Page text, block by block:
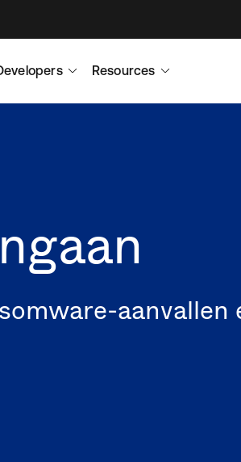
Resources
aanvallen